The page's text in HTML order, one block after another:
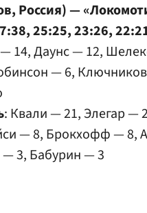
Россия) —
25:25, 23:26,
14, Даунс — 12,
— 6,
: Квали — 21, Элегар —
— 8, Брокхофф — 8,
3, Бабурин — 3